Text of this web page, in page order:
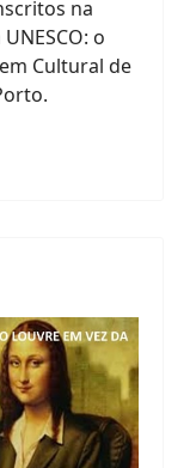
na
o
Cultural de